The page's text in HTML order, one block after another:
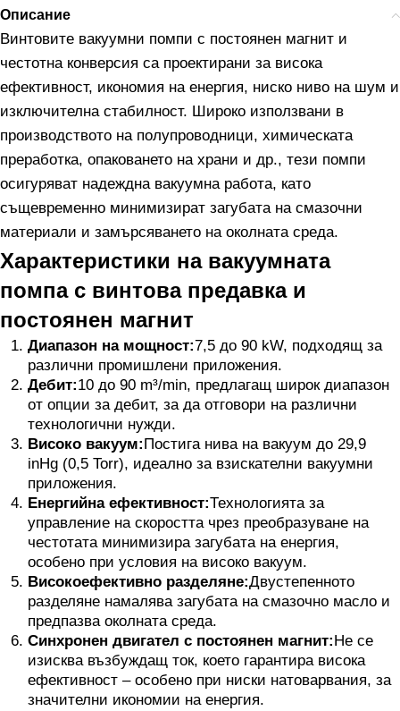
Описание
Винтовите вакуумни помпи с постоянен магнит и
честотна конверсия са проектирани за висока
ефективност, икономия на енергия, ниско ниво на шум и
изключителна стабилност. Широко използвани в
производството на полупроводници, химическата
преработка, опаковането на храни и др., тези помпи
осигуряват надеждна вакуумна работа, като
същевременно минимизират загубата на смазочни
материали и замърсяването на околната среда.
Характеристики на вакуумната
помпа с винтова предавка и
постоянен магнит
Диапазон на мощност:7,5 до 90 kW, подходящ за
различни промишлени приложения.
Дебит:10 до 90 m³/min, предлагащ широк диапазон
от опции за дебит, за да отговори на различни
технологични нужди.
Високо вакуум:Постига нива на вакуум до 29,9
inHg (0,5 Torr), идеално за взискателни вакуумни
приложения.
Енергийна ефективност:Технологията за
управление на скоростта чрез преобразуване на
честотата минимизира загубата на енергия,
особено при условия на високо вакуум.
Високоефективно разделяне:Двустепенното
разделяне намалява загубата на смазочно масло и
предпазва околната среда.
Синхронен двигател с постоянен магнит:Не се
изисква възбуждащ ток, което гарантира висока
ефективност – особено при ниски натоварвания, за
значителни икономии на енергия.